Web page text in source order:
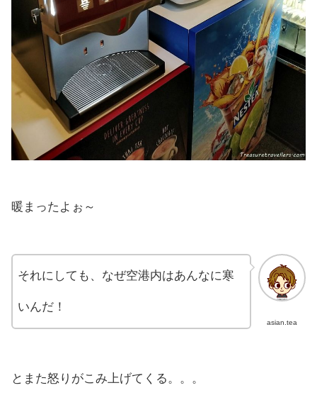
暖まったよぉ～
asian.tea
それにしても、なぜ空港内はあんなに寒
いんだ！
とまた怒りがこみ上げてくる。。。